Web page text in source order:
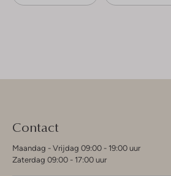
Contact
Maandag - Vrijdag 09:00 - 19:00 uur
Zaterdag 09:00 - 17:00 uur